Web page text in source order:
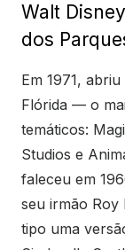
Walt
dos
Em 1971,
Flórida — o
temáticos:
Studios e
faleceu em
seu irmão Roy
tipo uma